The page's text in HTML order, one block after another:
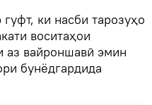
ки насби тарозуҳо
воситаҳои
аз вайроншавӣ эмин
бунёдгардида